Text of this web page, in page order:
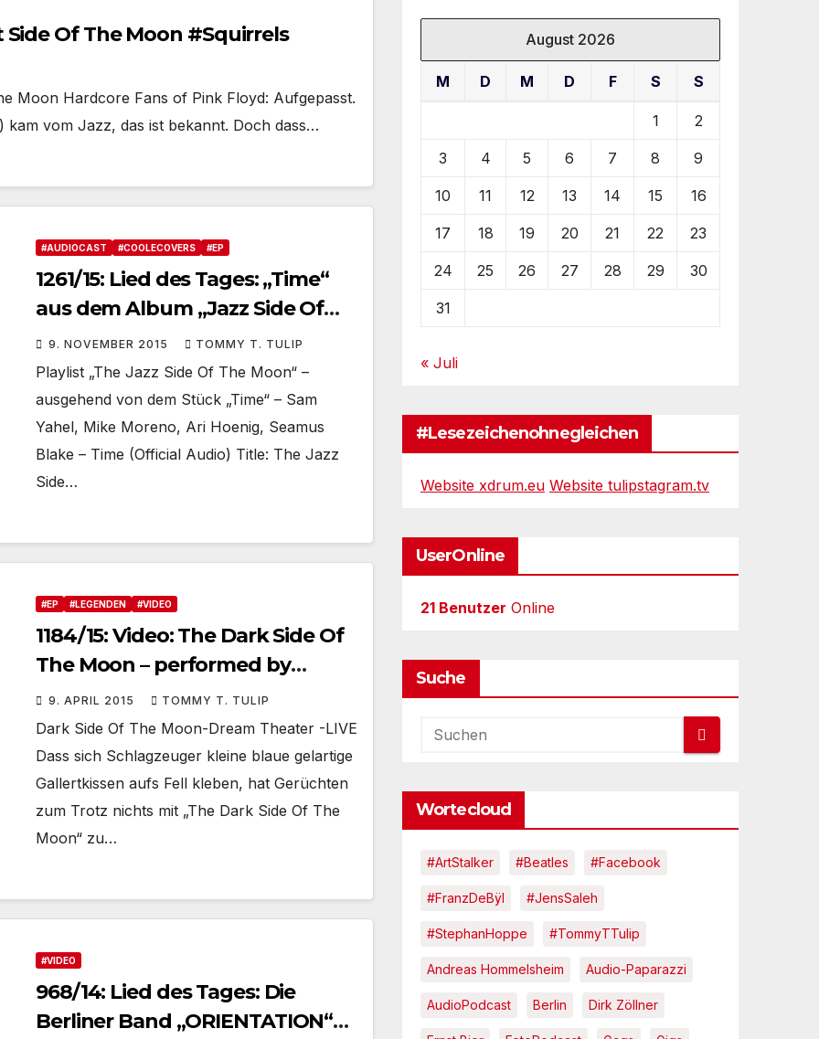
Side Of The Moon #Squirrels
Moon Hardcore Fans of Pink Floyd: Aufgepasst.
vom Jazz, das ist bekannt. Doch dass…
#AUDIOCAST #COOLECOVERS #EP
1261/15: Lied des Tages: „Time“
aus dem Album „Jazz Side Of
The Moon“ #playlist
9. NOVEMBER 2015 TOMMY T. TULIP
Playlist „The Jazz Side Of The Moon“ –
ausgehend von dem Stück „Time“ – Sam
Yahel, Mike Moreno, Ari Hoenig, Seamus
Blake – Time (Official Audio) Title: The Jazz
Side…
#EP #LEGENDEN #VIDEO
1184/15: Video: The Dark Side Of
The Moon – performed by
Dream Theater
9. APRIL 2015 TOMMY T. TULIP
Dark Side Of The Moon-Dream Theater -LIVE
Dass sich Schlagzeuger kleine blaue gelartige
Gallertkissen aufs Fell kleben, hat Gerüchten
zum Trotz nichts mit „The Dark Side Of The
Moon“ zu…
#VIDEO
968/14: Lied des Tages: Die
Berliner Band „ORIENTATION“
August 2026
M D M D F S S
1 2
3 4 5 6 7 8 9
10 11 12 13 14 15 16
17 18 19 20 21 22 23
24 25 26 27 28 29 30
31
« Juli
#Lesezeichenohnegleichen
Website xdrum.eu Website tulipstagram.tv
UserOnline
21 Benutzer Online
Suche
Wortecloud
#ArtStalker #Beatles #Facebook
#FranzDeBÿl #JensSaleh
#StephanHoppe #TommyTTulip
Andreas Hommelsheim Audio-Paparazzi
AudioPodcast Berlin Dirk Zöllner